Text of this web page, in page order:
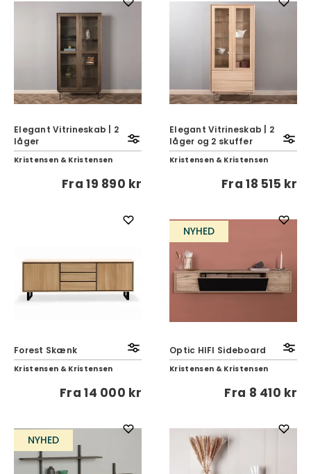
Elegant Vitrineskab | 2
låger
Kristensen & Kristensen
Fra19 890 kr
Elegant Vitrineskab | 2
låger og 2 skuffer
Kristensen & Kristensen
Fra18 515 kr
Forest Skænk
Kristensen & Kristensen
Fra14 000 kr
NYHED
Optic HIFI Sideboard
Kristensen & Kristensen
Fra 8 410 kr
NYHED